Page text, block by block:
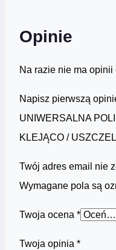
Opinie
Na razie nie ma opinii
Napisz pierwszą
UNIWERSALNA
KLEJĄCO /
Twój adres email nie
Wymagane pola są
Twoja ocena *
Twoja opinia *